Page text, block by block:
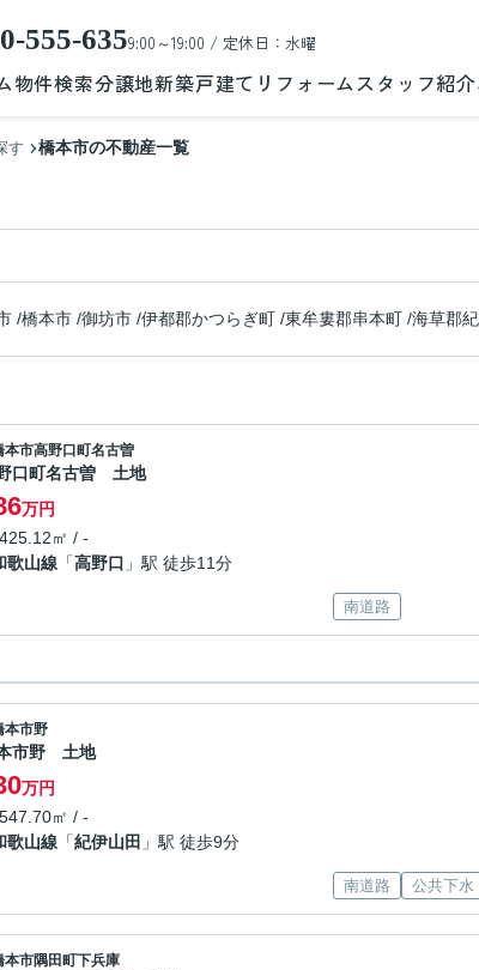
555-6359:00～19:00 / 定休日：水曜
物件検索分譲地新築戸建て リフォーム スタッフ紹介
す 橋本市の不動産一覧
/橋本市 /御坊市 /伊都郡かつらぎ町 /東牟婁郡串本町 /海草郡
本市高野口町名古曽
口町名古曽 土地
万円
㎡ / -
歌山線 「高野口 」駅 徒歩11分
南道路
本市野
市野 土地
万円
㎡ / -
歌山線 「紀伊山田 」駅 徒歩9分
南道路 公共下水
本市隅田町下兵庫